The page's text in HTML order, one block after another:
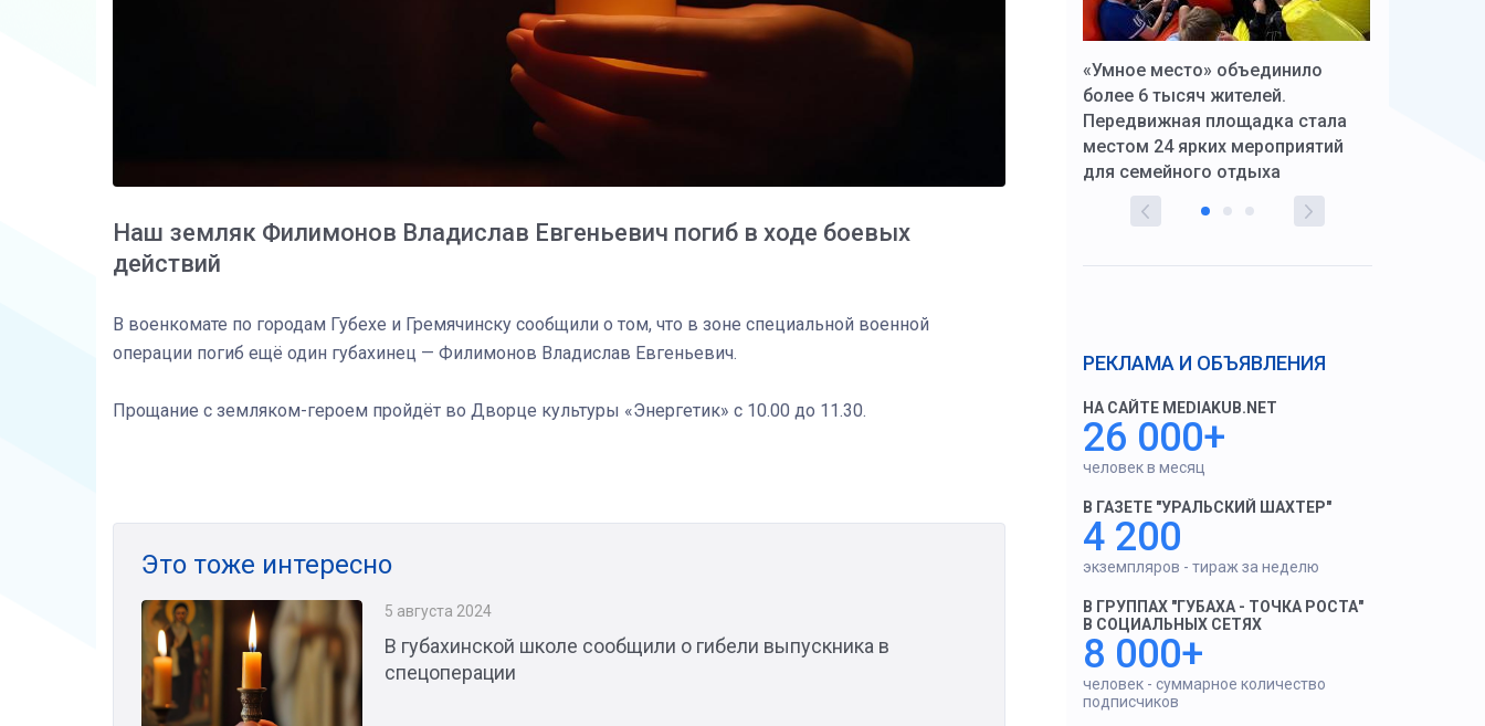
Наш земляк Филимонов Владислав Евгеньевич погиб в ходе боевых
действий
В военкомате по городам Губехе и Гремячинску сообщили о том, что в зоне специальной военной
операции погиб ещё один губахинец — Филимонов Владислав Евгеньевич.
Прощание с земляком-героем пройдёт во Дворце культуры «Энергетик» с 10.00 до 11.30.
Это тоже интересно
5 августа 2024
В губахинской школе сообщили о гибели выпускника в
спецоперации
Штурмовик огня. Казак Алексей
«Умное место» объединило
более 6 тысяч жителей.
Передвижная площадка стала
местом 24 ярких мероприятий
для семейного отдыха
РЕКЛАМА И ОБЪЯВЛЕНИЯ
НА САЙТЕ MEDIAKUB.NET
26 000+
человек в месяц
В ГАЗЕТЕ "УРАЛЬСКИЙ ШАХТЕР"
4 200
экземпляров - тираж за неделю
В ГРУППАХ "ГУБАХА - ТОЧКА РОСТА"
В СОЦИАЛЬНЫХ СЕТЯХ
8 000+
человек - суммарное количество
подписчиков